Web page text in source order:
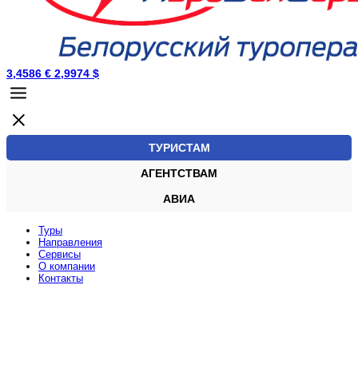
3,4586 € 2,9974 $
ТУРИСТАМ
АГЕНТСТВАМ
АВИА
Туры
Направления
Сервисы
O компании
Контакты